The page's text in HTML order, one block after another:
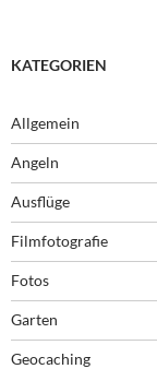
KATEGORIEN
Allgemein
Angeln
Ausflüge
Filmfotografie
Fotos
Garten
Geocaching